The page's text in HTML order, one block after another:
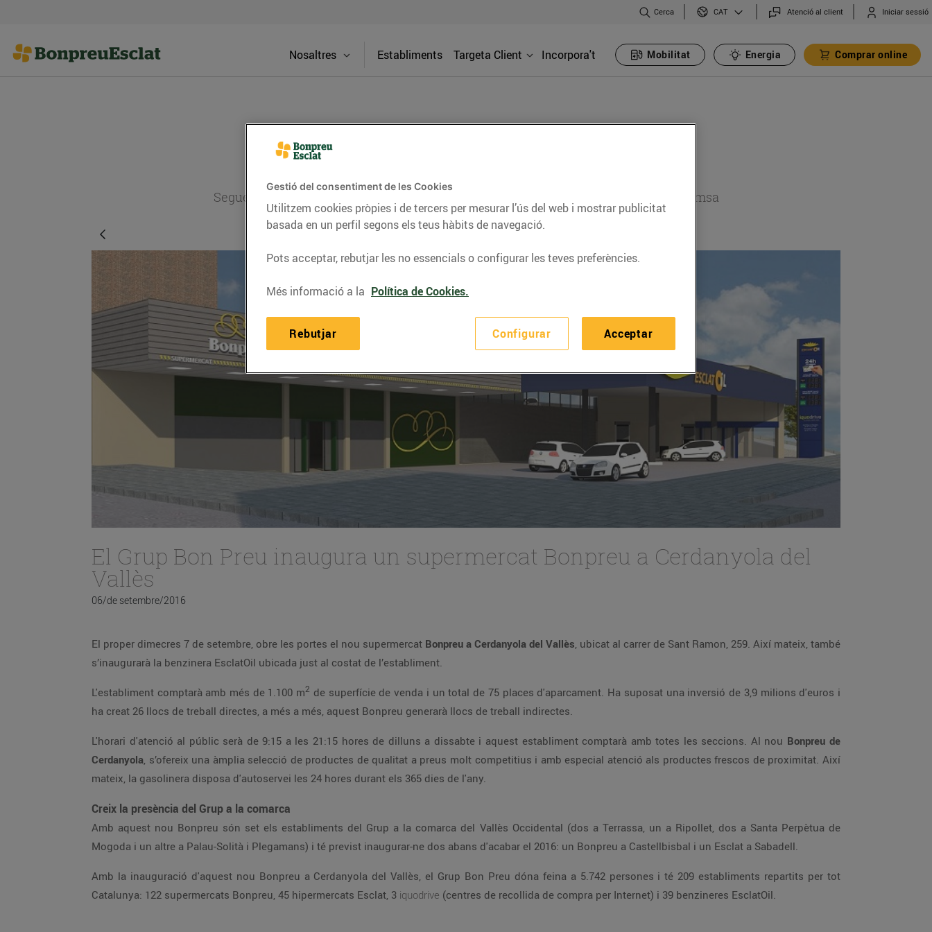
Cerca CAT Atenció al client Iniciar sessió
Nosaltres Establiments Targeta Client Incorpora't Mobilitat Energia Comprar online
Segueix l'actualitat dels supermercats Bonpreu i Esclat a través de la secció de premsa
El Grup Bon Preu inaugura un supermercat Bonpreu a Cerdanyola del
Vallès
06/de setembre/2016
El proper dimecres 7 de setembre, obre les portes el nou supermercat Bonpreu a Cerdanyola del Vallès, ubicat al carrer de Sant Ramon, 259. Així mateix, també
s’inaugurarà la benzinera EsclatOil ubicada just al costat de l’establiment.
L'establiment comptarà amb més de 1.100 m2 de superfície de venda i un total de 75 places d'aparcament. Ha suposat una inversió de 3,9 milions d'euros i
ha creat 26 llocs de treball directes, a més a més, aquest Bonpreu generarà llocs de treball indirectes.
L'horari d'atenció al públic serà de 9:15 a les 21:15 hores de dilluns a dissabte i aquest establiment comptarà amb totes les seccions. Al nou Bonpreu de
Cerdanyola, s’ofereix una àmplia selecció de productes de qualitat a preus molt competitius i amb especial atenció als productes frescos de proximitat. Així
mateix, la gasolinera disposa d'autoservei les 24 hores durant els 365 dies de l'any.
Creix la presència del Grup a la comarca
Amb aquest nou Bonpreu són set els establiments del Grup a la comarca del Vallès Occidental (dos a Terrassa, un a Ripollet, dos a Santa Perpètua de
Mogoda i un altre a Palau-Solità i Plegamans) i té previst inaugurar-ne dos abans d'acabar el 2016: un Bonpreu a Castellbisbal i un Esclat a Sabadell.
Amb la inauguració d'aquest nou Bonpreu a Cerdanyola del Vallès, el Grup Bon Preu dóna feina a 5.742 persones i té 209 establiments repartits per tot
Catalunya: 122 supermercats Bonpreu, 45 hipermercats Esclat, 3 iquodrive (centres de recollida de compra per Internet) i 39 benzineres EsclatOil.
Gestió del consentiment de les Cookies
Utilitzem cookies pròpies i de tercers per mesurar l’ús del web i mostrar publicitat
basada en un perfil segons els teus hàbits de navegació.
Pots acceptar, rebutjar les no essencials o configurar les teves preferències.
Més informació a la Política de Cookies.
Configurar
Rebutjar Acceptar